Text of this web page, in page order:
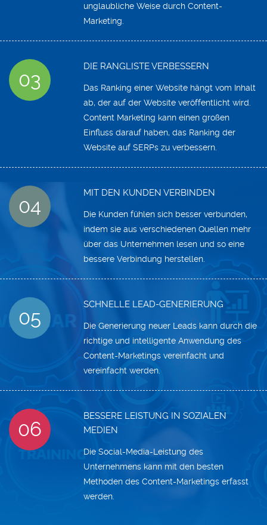
unglaubliche Weise durch Content-
Marketing.
03
DIE RANGLISTE VERBESSERN
Das Ranking einer Website hängt vom Inhalt
ab, der auf der Website veröffentlicht wird.
Content Marketing kann einen großen
Einfluss darauf haben, das Ranking der
Website auf SERPs zu verbessern.
04
MIT DEN KUNDEN VERBINDEN
Die Kunden fühlen sich besser verbunden,
indem sie aus verschiedenen Quellen mehr
über das Unternehmen lesen und so eine
bessere Verbindung herstellen.
05
SCHNELLE LEAD-GENERIERUNG
Die Generierung neuer Leads kann durch die
richtige und intelligente Anwendung des
Content-Marketings vereinfacht und
vereinfacht werden.
06
BESSERE LEISTUNG IN SOZIALEN
MEDIEN
Die Social-Media-Leistung des
Unternehmens kann mit den besten
Methoden des Content-Marketings erfasst
werden.